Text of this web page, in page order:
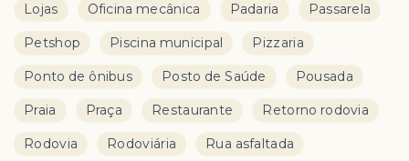
Lojas Oficina mecânica Padaria Passarela
Petshop Piscina municipal Pizzaria
Ponto de ônibus Posto de Saúde Pousada
Praia Praça Restaurante Retorno rodovia
Rodovia Rodoviária Rua asfaltada